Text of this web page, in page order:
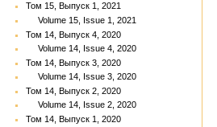
Том 15, Выпуск 1, 2021
Volume 15, Issue 1, 2021
Том 14, Выпуск 4, 2020
Volume 14, Issue 4, 2020
Том 14, Выпуск 3, 2020
Volume 14, Issue 3, 2020
Том 14, Выпуск 2, 2020
Volume 14, Issue 2, 2020
Том 14, Выпуск 1, 2020